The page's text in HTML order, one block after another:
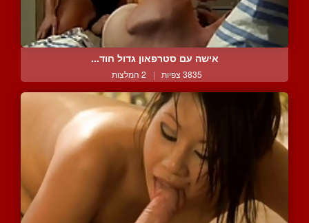
אישה עם סטרפאון גדול חוד...
3835 צפיות | 2 המלצות